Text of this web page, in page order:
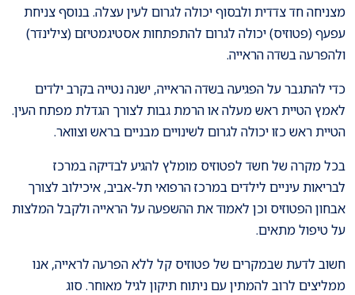
מצניחה חד צדדית ולבסוף יכולה לגרום לעין עצלה. בנוסף צניחת
עפעף (פטוזיס) יכולה לגרום להתפתחות אסטיגמטיזם (צילינדר)
ולהפרעה בשדה הראייה.
כדי להתגבר על הפגיעה בשדה הראייה, ישנה נטייה בקרב ילדים
לאמץ הטיית ראש מעלה או הרמת גבות לצורך הגדלת מפתח העין.
הטיית ראש כזו יכולה לגרום לשינויים מבניים בראש וצוואר.
בכל מקרה של חשד לפטוזיס מומלץ להגיע לבדיקה במרכז
לבריאות עיניים לילדים במרכז הרפואי תל-אביב, איכילוב לצורך
אבחון הפטוזיס וכן לאמוד את ההשפעה על הראייה ולקבל המלצות
על טיפול מתאים.
חשוב לדעת שבמקרים של פטוזיס קל ללא הפרעה לראייה, אנו
ממליצים לרוב להמתין עם ניתוח תיקון לגיל מאוחר. סוג